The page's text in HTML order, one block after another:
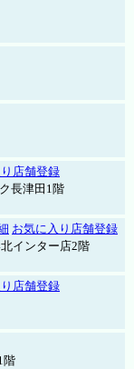
店舗登録
長津田1階
お気に入り店舗登録
インター店2階
店舗登録
階